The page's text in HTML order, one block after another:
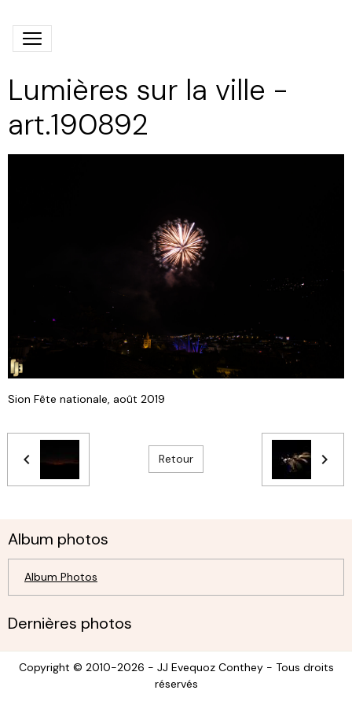
Lumières sur la ville -
art.190892
Sion Fête nationale, août 2019
Retour
Album photos
Album Photos
Dernières photos
Copyright © 2010-2026 - JJ Evequoz Conthey - Tous droits
réservés